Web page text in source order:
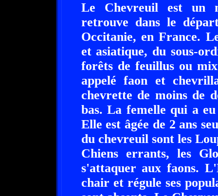
Le Chevreuil est un
retrouve dans le
Occitanie, en France.
et asiatique, du sous-
forêts de feuillus ou
appelé faon et
chevrette de moins de
bas. La femelle qui a
Elle est âgée de 2 ans
du chevreuil sont les
Chiens errants, les
s'attaquer aux faons.
chair et régule ses